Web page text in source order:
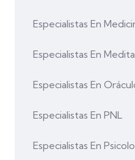
Especialistas En
Especialistas En
Especialistas En
Especialistas En PNL
Especialistas En